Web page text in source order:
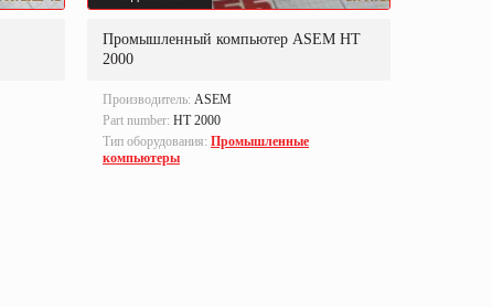
Промышленный компьютер ASEM HT
2000
Производитель: ASEM
Part number: HT 2000
Тип оборудования: Промышленные
компьютеры